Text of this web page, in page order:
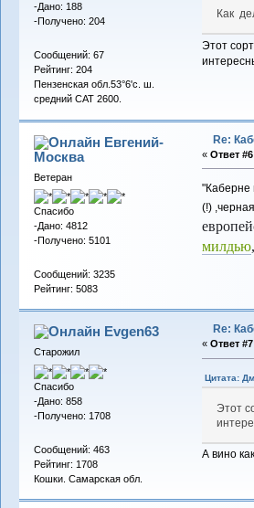
-Дано: 188
-Получено: 204
Сообщений: 67
Рейтинг: 204
Пензенская обл.53°6'с. ш.
средний САТ 2600.
Как
Этот
Евгений-
Москва
Ветеран
Спасибо
-Дано: 4812
-Получено: 5101
Сообщений: 3235
Рейтинг: 5083
Re:
« Ответ
"Каберне
(!)
милдью
Evgen63
Старожил
Спасибо
-Дано: 858
-Получено: 1708
Сообщений: 463
Рейтинг: 1708
Кошки. Самарская обл.
Re:
« Ответ
Цитата:
Этот
А вино